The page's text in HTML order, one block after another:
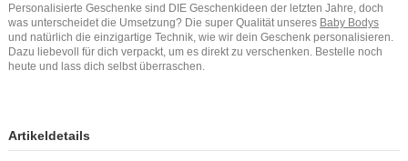
Personalisierte Geschenke sind DIE Geschenkideen der letzten Jahre, doch
was unterscheidet die Umsetzung? Die super Qualität unseres Baby Bodys
und natürlich die einzigartige Technik, wie wir dein Geschenk personalisieren.
Dazu liebevoll für dich verpackt, um es direkt zu verschenken. Bestelle noch
heute und lass dich selbst überraschen.
Artikeldetails